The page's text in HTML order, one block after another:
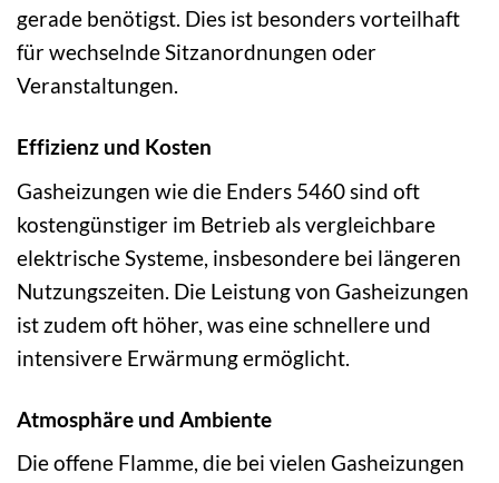
gerade benötigst. Dies ist besonders vorteilhaft
für wechselnde Sitzanordnungen oder
Veranstaltungen.
Effizienz und Kosten
Gasheizungen wie die Enders 5460 sind oft
kostengünstiger im Betrieb als vergleichbare
elektrische Systeme, insbesondere bei längeren
Nutzungszeiten. Die Leistung von Gasheizungen
ist zudem oft höher, was eine schnellere und
intensivere Erwärmung ermöglicht.
Atmosphäre und Ambiente
Die offene Flamme, die bei vielen Gasheizungen